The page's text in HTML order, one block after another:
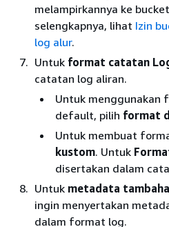
melampirkannya ke
selengkapnya, lihat Izin
log alur.
Untuk format catatan
catatan log aliran.
Untuk menggunakan
default, pilih format
Untuk membuat
kustom. Untuk
disertakan dalam
Untuk metadata
ingin menyertakan
dalam format log.